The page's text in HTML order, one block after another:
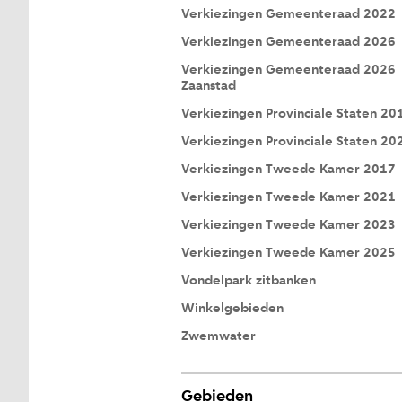
Verkiezingen Gemeenteraad 2022
Verkiezingen Gemeenteraad 2026
Verkiezingen Gemeenteraad 2026
Zaanstad
Verkiezingen Provinciale Staten
Verkiezingen Provinciale Staten
Verkiezingen Tweede Kamer 2017
Verkiezingen Tweede Kamer 2021
Verkiezingen Tweede Kamer 2023
Verkiezingen Tweede Kamer 2025
Vondelpark zitbanken
Winkelgebieden
Zwemwater
Gebieden